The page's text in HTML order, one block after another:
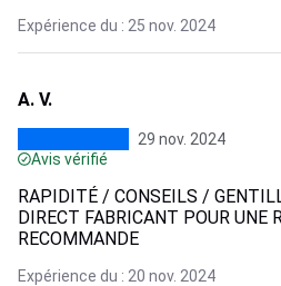
Expérience du : 25 nov. 2024
A. V.
29 nov. 2024
Avis vérifié
RAPIDITÉ / CONSEILS /
DIRECT FABRICANT POUR UNE
RECOMMANDE
Expérience du : 20 nov. 2024